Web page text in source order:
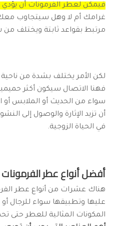
فيمكن لعطر الفرمونات أن
غرامك أم لا وهل سيتجاوب
مرتبط بقواعد ثابتة ويختلف
لكن الأمر يختلف بشدة من
فهنا الاتصال سيكون أكثر
سواء من الحديث أو الملابس أو
أن تزيد الإثارة والوصول إلى
في الحياة الزوجية.
أفضل أنواع عطر الفرمونات
هناك عشرات من أنواع عطر
عليها وتطبيقها سواء للرجال
المكونات المثالية للعطر حتى